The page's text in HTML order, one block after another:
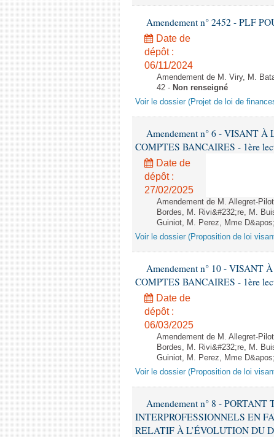
Amendement n° 2452 - PLF
Date de
dépôt :
06/11/2024
Amendement de M. Viry, M.
42 - Non renseigné
Voir le dossier (Projet de loi de
Amendement n° 6 - VISANT
COMPTES BANCAIRES - 1ère
Date de
dépôt :
27/02/2025
Amendement de M. Allegret-
Bordes, M. Rivi&#232;re, M.
Guiniot, M. Perez, Mme
Voir le dossier (Proposition de loi
Amendement n° 10 - VISANT
COMPTES BANCAIRES - 1ère
Date de
dépôt :
06/03/2025
Amendement de M. Allegret-
Bordes, M. Rivi&#232;re, M.
Guiniot, M. Perez, Mme
Voir le dossier (Proposition de loi
Amendement n° 8 -
INTERPROFESSIONNELS EN
RELATIF À L’ÉVOLUTION DU